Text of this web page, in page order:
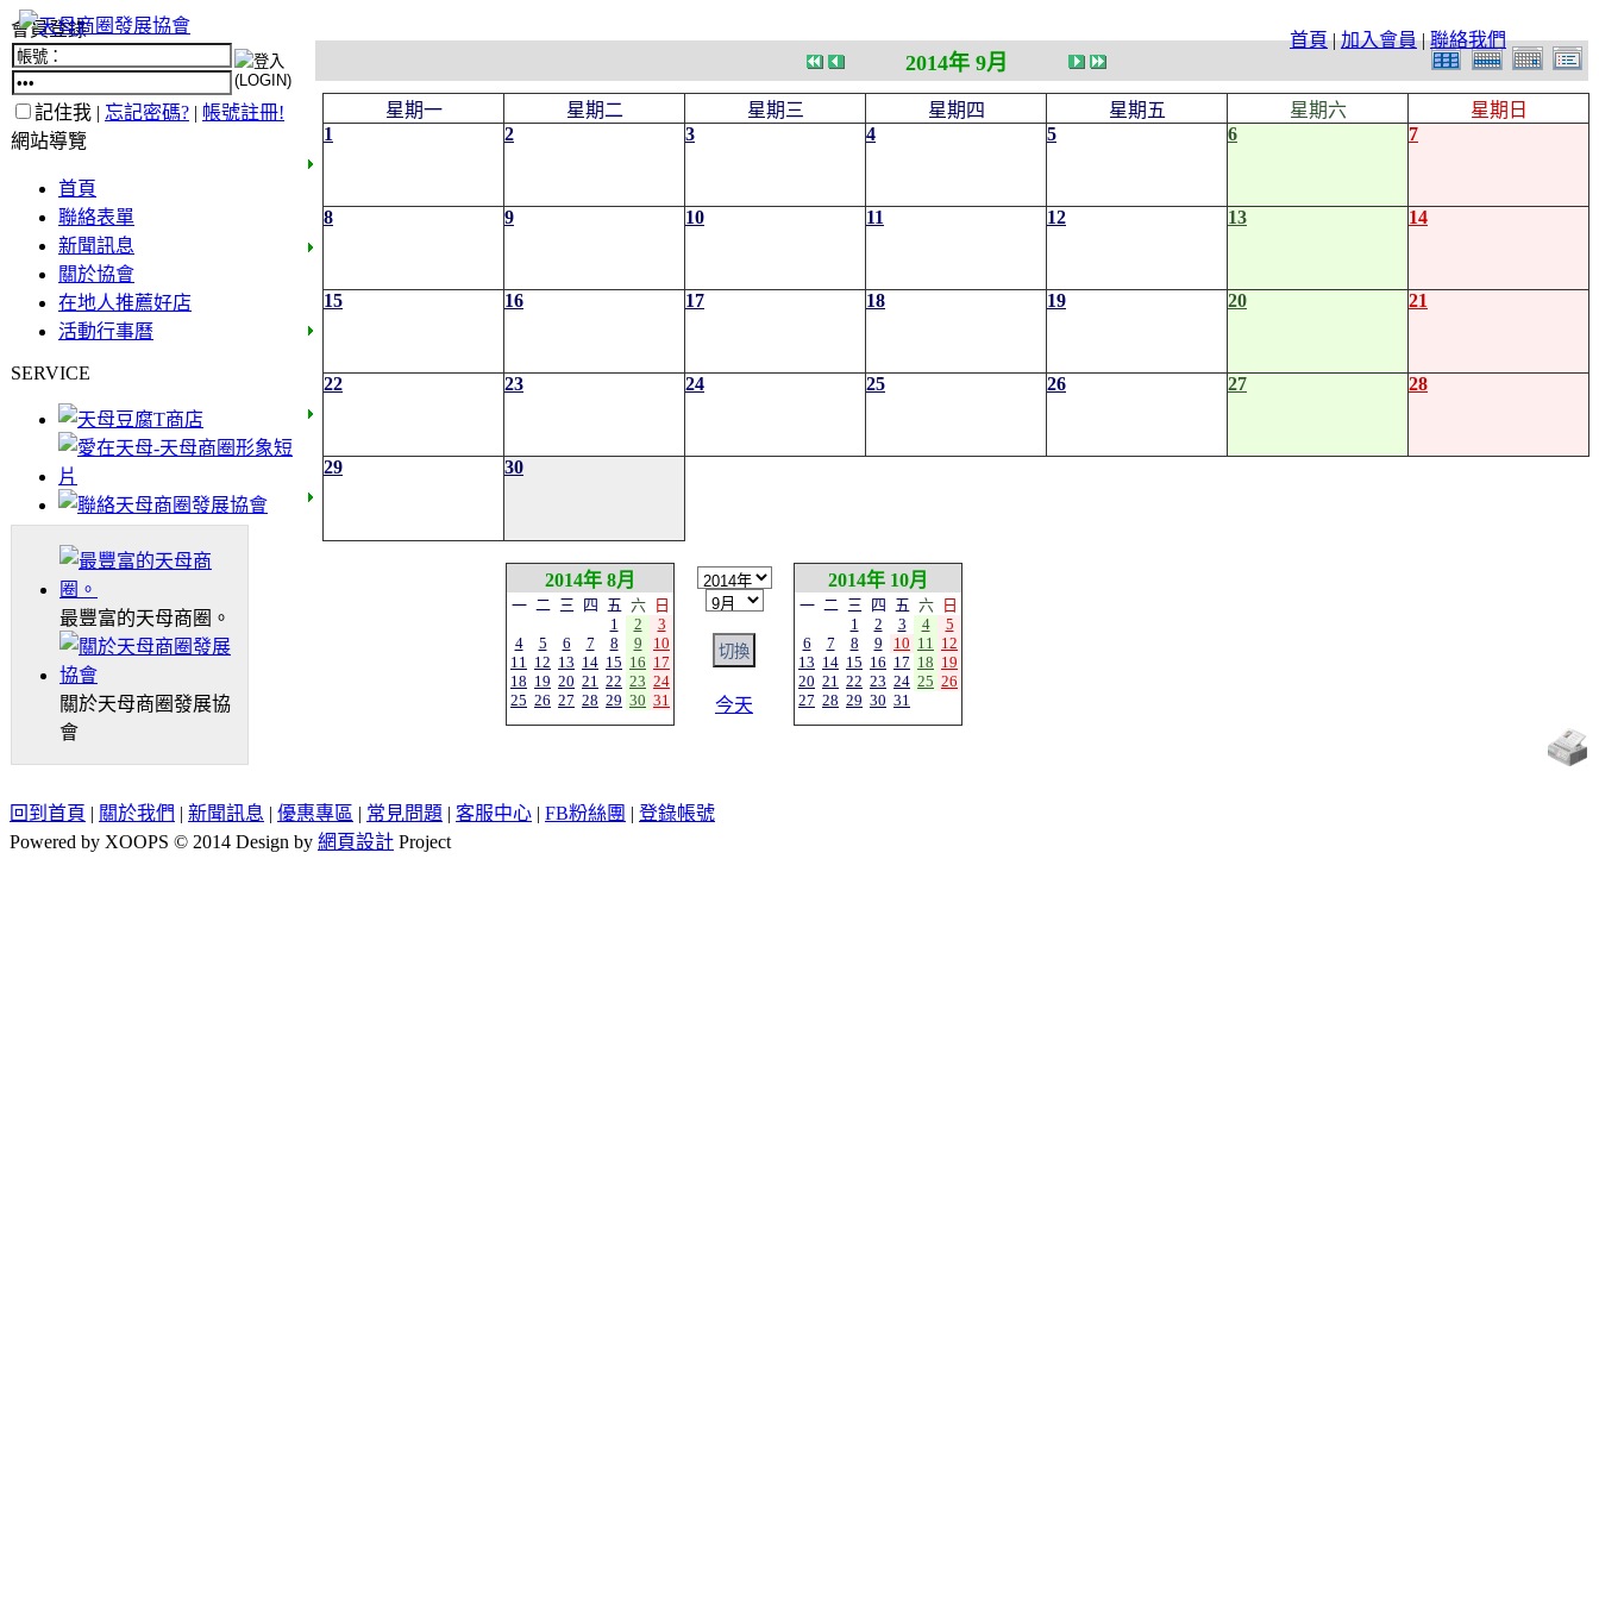
首頁|加入會員|聯絡我們
會員登錄
記住我 | 忘記密碼? | 帳號註冊!
網站導覽
首頁
聯絡表單
新聞訊息
關於協會
在地人推薦好店
活動行事曆
SERVICE
最豐富的天母商圈。
關於天母商圈發展協
會
2014年 9月
星期一 星期二 星期三 星期四 星期五 星期六
星期日
1
2 3 4 5 6 7
8 9 10 11 12 13 14
15 16 17 18 19 20 21
22 23 24 25 26 27 28
29 30
2014年 8月
一 二 三 四 五 六
日
1
2
3
4
5 6 7 8 9
10
11 12 13 14 15 16 17
18 19 20 21 22 23 24
25 26 27 28 29 30 31 今天
2014年 10月
一 二 三 四 五 六
日
1
2 3 4
5
6
7 8 9 10 11 12
13 14 15 16 17 18 19
20 21 22 23 24 25 26
27 28 29 30 31
回到首頁 | 關於我們 | 新聞訊息 | 優惠專區 | 常見問題 | 客服中心 | FB粉絲團 | 登錄帳號
Powered by XOOPS © 2014 Design by 網頁設計 Project